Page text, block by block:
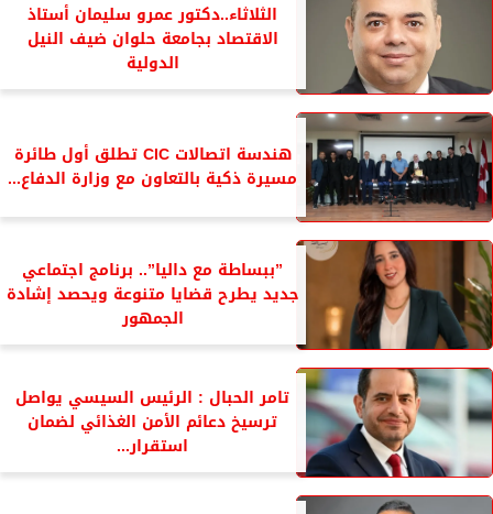
الثلاثاء..دكتور عمرو سليمان أستاذ
الاقتصاد بجامعة حلوان ضيف النيل
الدولية
هندسة اتصالات CIC تطلق أول طائرة
مسيرة ذكية بالتعاون مع وزارة الدفاع...
”ببساطة مع داليا”.. برنامج اجتماعي
جديد يطرح قضايا متنوعة ويحصد إشادة
الجمهور
تامر الحبال : الرئيس السيسي يواصل
ترسيخ دعائم الأمن الغذائي لضمان
استقرار...